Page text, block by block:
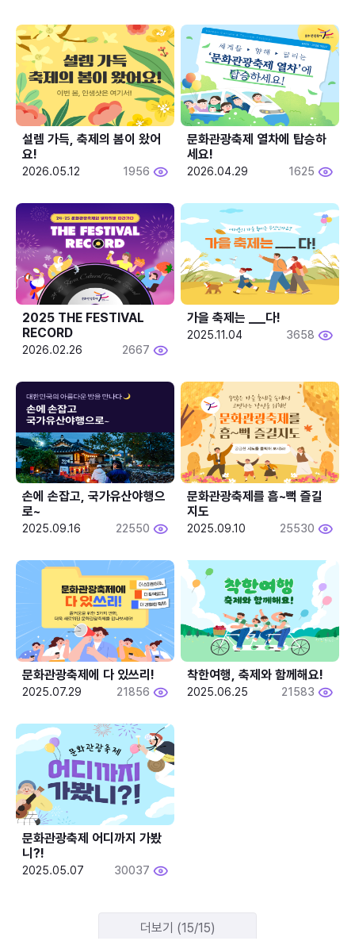
설렘 가득, 축제의 봄이 왔어
요!
2026.05.12 1956
문화관광축제 열차에 탑승하
세요!
2026.04.29 1625
2025 THE FESTIVAL
RECORD
2026.02.26 2667
2025.11.04 3658
손에 손잡고, 국가유산야행으
로~
2025.09.16 22550
문화관광축제를 흠~뻑 즐길
지도
2025.09.10 25530
문화관광축제에 다 있쓰리!
2025.07.29 21856
착한여행, 축제와 함께해요!
2025.06.25 21583
문화관광축제 어디까지 가봤
니?!
2025.05.07 30037
더보기 (15/15)